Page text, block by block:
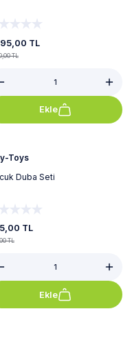
TL
TL
Ekle
Toys
Duba Seti
TL
TL
Ekle